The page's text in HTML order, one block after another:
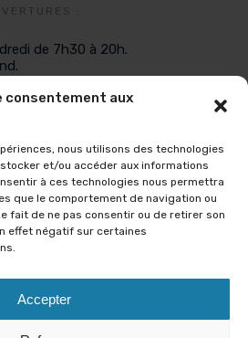
consentement aux
nous utilisons des technologies
et/ou accéder aux informations
à ces technologies nous permettra
que le comportement de navigation ou
fait de ne pas consentir ou de retirer son
effet négatif sur certaines
Accepter
:
de 7h30 à 20h.
:
ne recevant que les SMS)
vendredi
14 à 16H